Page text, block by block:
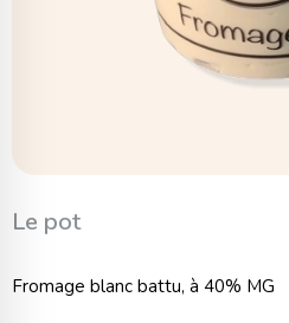
Le pot
Fromage blanc battu, à 40% MG